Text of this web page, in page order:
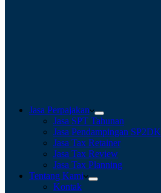
Jasa Perpajakan
Jasa SPT Tahunan
Jasa Pendampingan SP2DK
Jasa Tax Retainer
Jasa Tax Review
Jasa Tax Planning
Tentang Kami
Kontak